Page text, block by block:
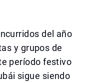
del año
y grupos de
período festivo
sigue siendo